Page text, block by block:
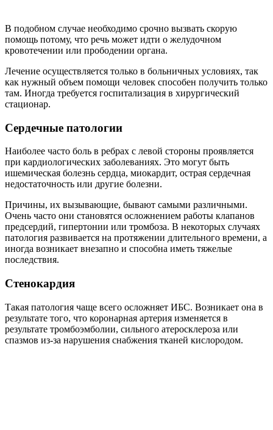
В подобном случае необходимо срочно вызвать скорую
помощь потому, что речь может идти о желудочном
кровотечении или прободении органа.
Лечение осуществляется только в больничных условиях, так
как нужный объем помощи человек способен получить только
там. Иногда требуется госпитализация в хирургический
стационар.
Сердечные патологии
Наиболее часто боль в ребрах с левой стороны проявляется
при кардиологических заболеваниях. Это могут быть
ишемическая болезнь сердца, миокардит, острая сердечная
недостаточность или другие болезни.
Причины, их вызывающие, бывают самыми различными.
Очень часто они становятся осложнением работы клапанов
предсердий, гипертонии или тромбоза. В некоторых случаях
патология развивается на протяжении длительного времени, а
иногда возникает внезапно и способна иметь тяжелые
последствия.
Стенокардия
Такая патология чаще всего осложняет ИБС. Возникает она в
результате того, что коронарная артерия изменяется в
результате тромбоэмболии, сильного атеросклероза или
спазмов из-за нарушения снабжения тканей кислородом.